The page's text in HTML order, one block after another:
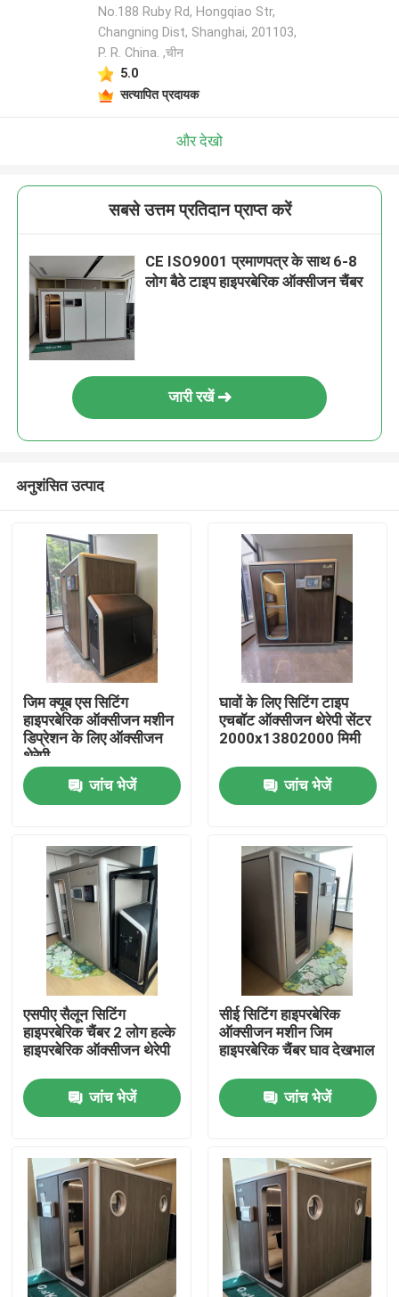
वीडियो
हमारे बारे में
कारखाना भ्रमण
गुणवत्ता नियंत्रण
एक उद्धरण का अनुरोध करें
एचबीओटी हाइपरबेरिक चैंबर
हाइपरबेरिक चैंबर एसपीए
रिवर्स एजिंग हाइपरबेरिक चैंबर
No.188 Ruby Rd, Hongqiao Str,
Changning Dist, Shanghai, 201103,
P. R. China. ,चीन
5.0
सत्यापित प्रदायक
और देखो
सबसे उत्तम प्रतिदान प्राप्त करें
CE ISO9001 प्रमाणपत्र के साथ 6-8
लोग बैठे टाइप हाइपरबेरिक ऑक्सीजन चैंबर
जारी रखें
अनुशंसित उत्पाद
जिम क्यूब एस सिटिंग
हाइपरबेरिक ऑक्सीजन मशीन
डिप्रेशन के लिए ऑक्सीजन
थेरेपी
जांच भेजें
घावों के लिए सिटिंग टाइप
एचबॉट ऑक्सीजन थेरेपी सेंटर
2000x13802000 मिमी
जांच भेजें
एसपीए सैलून सिटिंग
हाइपरबेरिक चैंबर 2 लोग हल्के
हाइपरबेरिक ऑक्सीजन थेरेपी
जांच भेजें
सीई सिटिंग हाइपरबेरिक
ऑक्सीजन मशीन जिम
हाइपरबेरिक चैंबर घाव देखभाल
जांच भेजें